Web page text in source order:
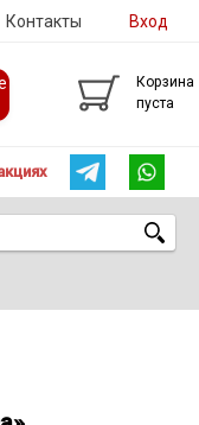
Контакты Вход
Корзина
пуста